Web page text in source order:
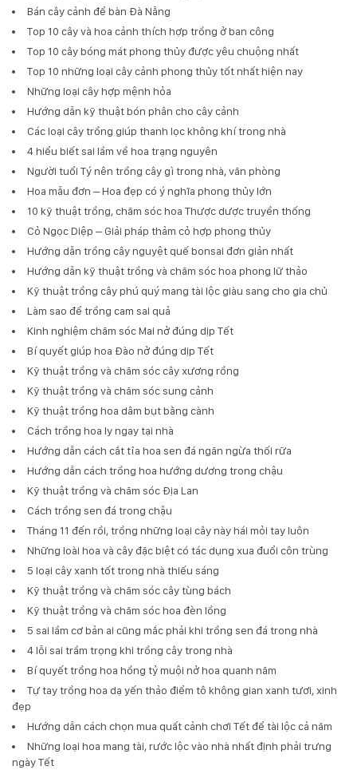
Bán cây cảnh để bàn Đà Nẵng
Top 10 cây và hoa cảnh thích hợp trồng ở ban công
Top 10 cây bóng mát phong thủy được yêu chuộng nhất
Top 10 những loại cây cảnh phong thủy tốt nhất hiện nay
Những loại cây hợp mệnh hỏa
Hướng dẫn kỹ thuật bón phân cho cây cảnh
Các loại cây trồng giúp thanh lọc không khí trong nhà
4 hiểu biết sai lầm về hoa trạng nguyên
Người tuổi Tý nên trồng cây gì trong nhà, văn phòng
Hoa mẫu đơn – Hoa đẹp có ý nghĩa phong thủy lớn
10 kỹ thuật trồng, chăm sóc hoa Thược dược truyền thống
Cỏ Ngọc Diệp – Giải pháp thảm cỏ hợp phong thủy
Hướng dẫn trồng cây nguyệt quế bonsai đơn giản nhất
Hướng dẫn kỹ thuật trồng và chăm sóc hoa phong lữ thảo
Kỹ thuật trồng cây phú quý mang tài lộc giàu sang cho gia chủ
Làm sao để trồng cam sai quả
Kinh nghiệm chăm sóc Mai nở đúng dịp Tết
Bí quyết giúp hoa Đào nở đúng dịp Tết
Kỹ thuật trồng và chăm sóc cây xương rồng
Kỹ thuật trồng và chăm sóc sung cảnh
Kỹ thuật trồng hoa dâm bụt bằng cành
Cách trồng hoa ly ngay tại nhà
Hướng dẫn cách cắt tỉa hoa sen đá ngăn ngừa thối rữa
Hướng dẫn cách trồng hoa hướng dương trong chậu
Kỹ thuật trồng và chăm sóc Địa Lan
Cách trồng sen đá trong chậu
Tháng 11 đến rồi, trồng những loại cây này hái mỏi tay luôn
Những loài hoa và cây đặc biệt có tác dụng xua đuổi côn trùng
5 loại cây xanh tốt trong nhà thiếu sáng
Kỹ thuật trồng và chăm sóc cây tùng bách
Kỹ thuật trồng và chăm sóc hoa đèn lồng
5 sai lầm cơ bản ai cũng mắc phải khi trồng sen đá trong nhà
4 lỗi sai trầm trọng khi trồng cây trong nhà
Bí quyết trồng hoa hồng tỷ muội nở hoa quanh năm
Tự tay trồng hoa dạ yến thảo điểm tô không gian xanh tươi, xinh
đẹp
Hướng dẫn cách chọn mua quất cảnh chơi Tết để tài lộc cả năm
Những loại hoa mang tài, rước lộc vào nhà nhất định phải trưng
ngày Tết